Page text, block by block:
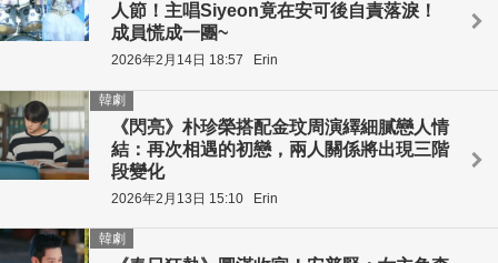
人節！主唱Siyeon竟在安可後自責落淚！
成員慌成一團~
2026年2月14日 18:57 Erin
《閃亮》朴珍榮搭配金玟周演繹細膩戀人情
結：再次相遇的初戀，兩人關係將出現三階
段變化
韓劇
2026年2月13日 15:10 Erin
韓劇